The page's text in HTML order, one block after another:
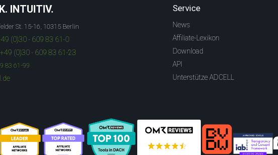
INTUITIV.
St. 15-16, 10315 Berlin
(0)30 - 609 83 61-0
+49 (0)30 - 609 83 61-23
83 61-99
Service
News
Affiliate-Lexikon
Download
API
Unterstütze ADCELL